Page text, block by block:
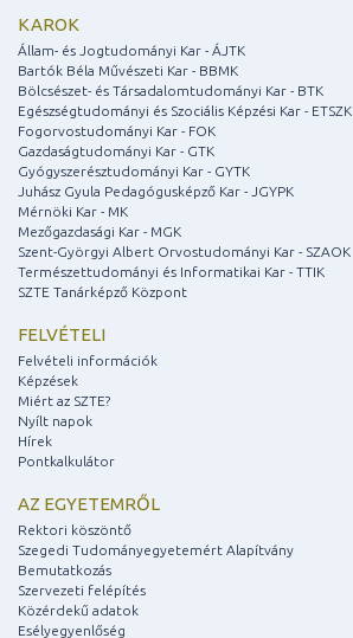
KAROK
Állam- és Jogtudományi Kar - ÁJTK
Bartók Béla Művészeti Kar - BBMK
Bölcsészet- és Társadalomtudományi Kar - BTK
Egészségtudományi és Szociális Képzési Kar - ETSZK
Fogorvostudományi Kar - FOK
Gazdaságtudományi Kar - GTK
Gyógyszerésztudományi Kar - GYTK
Juhász Gyula Pedagógusképző Kar - JGYPK
Mérnöki Kar - MK
Mezőgazdasági Kar - MGK
Szent-Györgyi Albert Orvostudományi Kar - SZAOK
Természettudományi és Informatikai Kar - TTIK
SZTE Tanárképző Központ
FELVÉTELI
Felvételi információk
Képzések
Miért az SZTE?
Nyílt napok
Hírek
Pontkalkulátor
AZ EGYETEMRŐL
Rektori köszöntő
Szegedi Tudományegyetemért Alapítvány
Bemutatkozás
Szervezeti felépítés
Közérdekű adatok
Esélyegyenlőség